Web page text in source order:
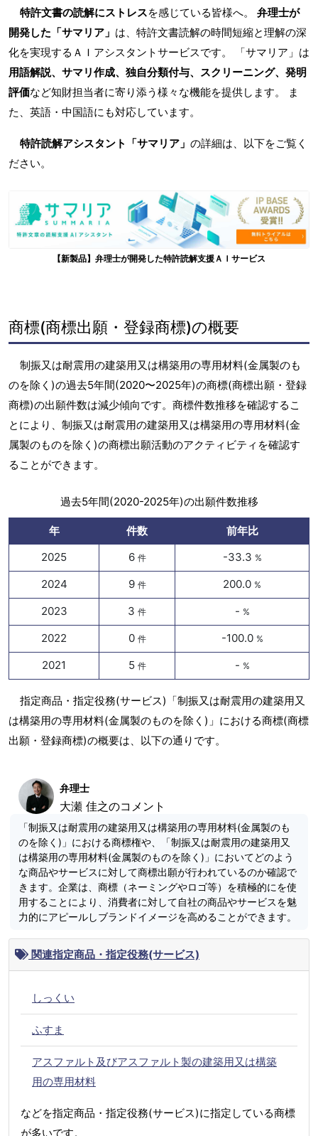
特許文書の読解にストレスを感じている皆様へ。 弁理士が
開発した「サマリア」 は、特許文書読解の時間短縮と理解の深
化を実現するＡＩアシスタントサービスです。 「サマリア」は
用語解説、サマリ作成、独自分類付与、スクリーニング、発明
評価など知財担当者に寄り添う様々な機能を提供します。 ま
た、英語・中国語にも対応しています。
特許読解アシスタント「サマリア」 の詳細は、以下をご覧く
ださい。
【新製品】弁理士が開発した特許読解支援ＡＩサービス
商標(商標出願・登録商標)の概要
制振又は耐震用の建築用又は構築用の専用材料(金属製のも
のを除く)の過去5年間(2020〜2025年)の商標(商標出願・登録
商標)の出願件数は減少傾向です。商標件数推移を確認するこ
とにより、制振又は耐震用の建築用又は構築用の専用材料(金
属製のものを除く)の商標出願活動のアクティビティを確認す
ることができます。
過去5年間(2020-2025年)の出願件数推移
年 件数
前年比
2025
6 件 -33.3 %
2024 9 件 200.0 %
2023 3 件 - %
2022 0 件 -100.0 %
2021 5 件 - %
指定商品・指定役務(サービス)「制振又は耐震用の建築用又
は構築用の専用材料(金属製のものを除く)」における商標(商標
出願・登録商標)の概要は、以下の通りです。
弁理士
大瀬 佳之のコメント
「制振又は耐震用の建築用又は構築用の専用材料(金属製のも
のを除く)」における商標権や、「制振又は耐震用の建築用又
は構築用の専用材料(金属製のものを除く)」においてどのよう
な商品やサービスに対して商標出願が行われているのか確認で
きます。企業は、商標（ネーミングやロゴ等）を積極的にを使
用することにより、消費者に対して自社の商品やサービスを魅
力的にアピールしブランドイメージを高めることができます。
関連指定商品・指定役務(サービス)
しっくい
ふすま
アスファルト及びアスファルト製の建築用又は構築
用の専用材料
などを指定商品・指定役務(サービス)に指定している商標
が多いです。